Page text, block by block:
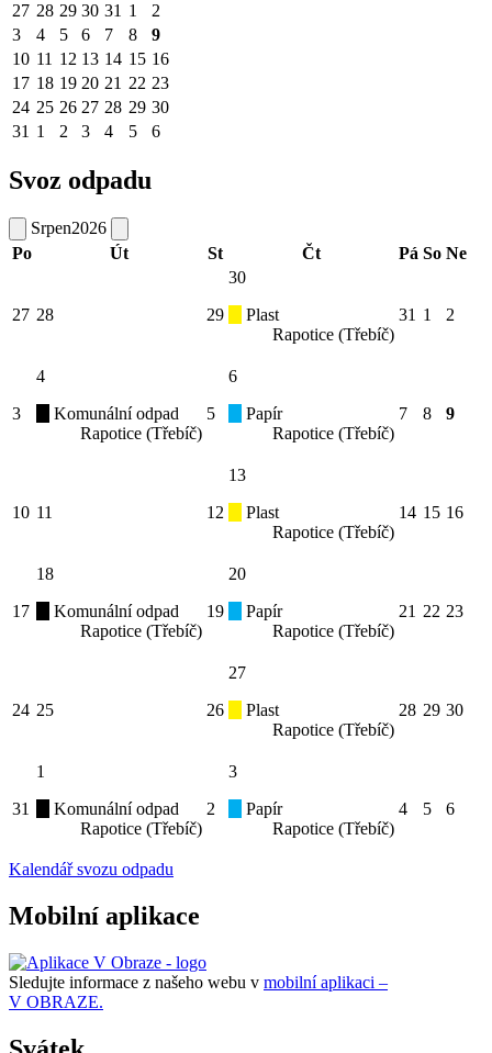
27 28 29 30 31 1
2
3
4 5 6 7 8
9
10 11 12 13 14 15 16
17 18 19 20 21 22 23
24 25 26 27 28 29 30
31 1 2 3 4 5 6
Svoz odpadu
Srpen2026
Po
Út St Čt Pá So Ne
27 28 29
30
Plast
Rapotice (Třebíč)
31 1 2
3
4
Komunální odpad
Rapotice (Třebíč)
5
6
Papír
Rapotice (Třebíč)
7 8 9
10 11 12
13
Plast
Rapotice (Třebíč)
14 15 16
17
18
Komunální odpad
Rapotice (Třebíč)
19
20
Papír
Rapotice (Třebíč)
21 22 23
24 25 26
27
Plast
Rapotice (Třebíč)
28 29 30
31
1
Komunální odpad
Rapotice (Třebíč)
2
3
Papír
Rapotice (Třebíč)
4 5 6
Kalendář svozu odpadu
Mobilní aplikace
Sledujte informace z našeho webu v mobilní aplikaci –
V OBRAZE.